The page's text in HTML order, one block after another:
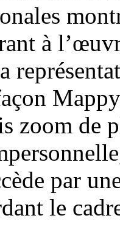
à
zoom de
par
le